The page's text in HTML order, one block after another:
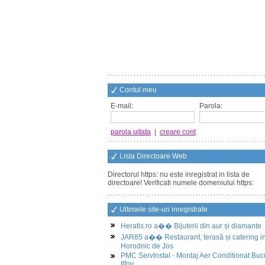
Contul meu
E-mail:
Parola:
parola uitata creare cont
Lista Directoare Web
Directorul https: nu este inregistrat in lista de
directoare! Verificati numele domeniului https:
Ultimele site-uri inregistrate
Heratis.ro a�� Bijuterii din aur și diamante
JAR85 a�� Restaurant, terasă și catering in
Horodnic de Jos
PMC ServInstal - Montaj Aer Conditionat